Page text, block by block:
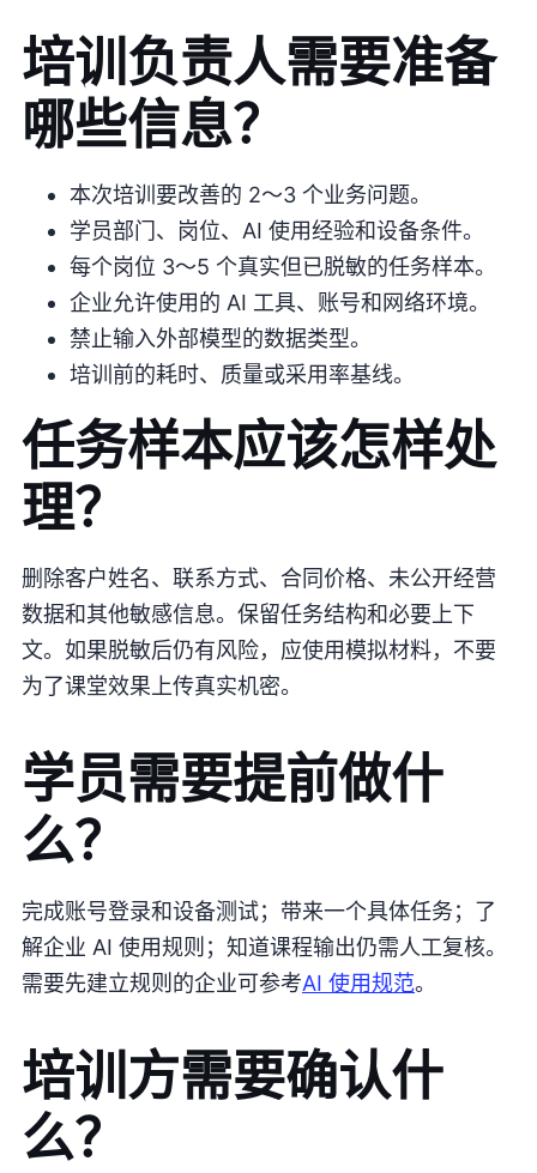
培训负责人需要准备
哪些信息？
本次培训要改善的 2～3 个业务问题。
学员部门、岗位、AI 使用经验和设备条件。
每个岗位 3～5 个真实但已脱敏的任务样本。
企业允许使用的 AI 工具、账号和网络环境。
禁止输入外部模型的数据类型。
培训前的耗时、质量或采用率基线。
任务样本应该怎样处
理？
删除客户姓名、联系方式、合同价格、未公开经营
数据和其他敏感信息。保留任务结构和必要上下
文。如果脱敏后仍有风险，应使用模拟材料，不要
为了课堂效果上传真实机密。
学员需要提前做什
么？
完成账号登录和设备测试；带来一个具体任务；了
解企业 AI 使用规则；知道课程输出仍需人工复核。
需要先建立规则的企业可参考AI 使用规范。
培训方需要确认什
么？